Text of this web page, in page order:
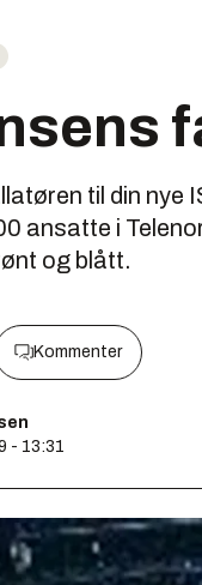
til din nye
ansatte i
og blått.
Kommenter
- 13:31